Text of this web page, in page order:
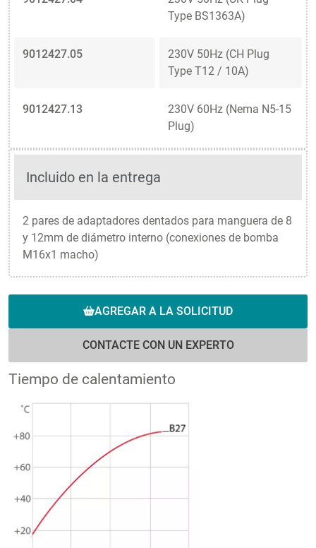
Type BS1363A)
9012427.05
230V 50Hz (CH Plug
Type T12 / 10A)
9012427.13
230V 60Hz (Nema N5-15
Plug)
Incluido en la entrega
2 pares de adaptadores dentados para manguera de 8
y 12mm de diámetro interno (conexiones de bomba
M16x1 macho)
AGREGAR A LA SOLICITUD
CONTACTE CON UN EXPERTO
Tiempo de calentamiento